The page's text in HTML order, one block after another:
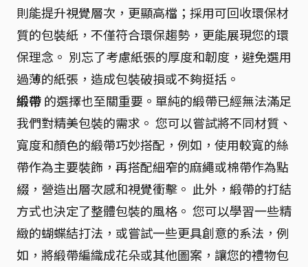
則能提升視覺層次，更顯高檔；採用可回收環保材
質的包裝紙，不僅符合環保趨勢，更能展現您的環
保理念。 別忘了考慮紙張的厚度和韌度，避免選用
過薄的紙張，造成包裝破損或不夠挺括。
緞帶的選擇也至關重要。單純的緞帶已經無法滿足
我們對精美包裝的需求。 您可以嘗試將不同材質、
寬度和顏色的緞帶巧妙搭配，例如，使用較寬的絲
帶作為主要裝飾，再搭配細窄的麻繩或棉帶作為點
綴，營造出層次感和視覺衝擊。 此外，緞帶的打結
方式也決定了整體包裝的風格。 您可以學習一些精
緻的蝴蝶結打法，或嘗試一些更具創意的系法，例
如，將緞帶編織成花朵或其他圖案，讓您的禮物包